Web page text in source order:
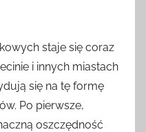
staje się coraz
i innych miastach
się na tę formę
Po pierwsze,
oszczędność